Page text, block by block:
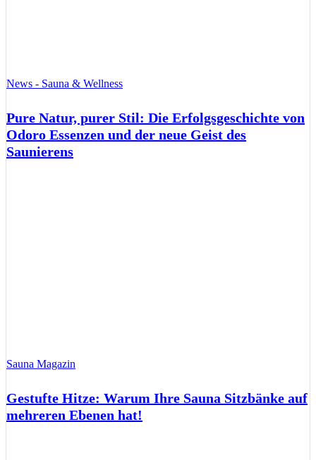
News - Sauna & Wellness
Pure Natur, purer Stil: Die Erfolgsgeschichte von
Odoro Essenzen und der neue Geist des
Saunierens
Sauna Magazin
Gestufte Hitze: Warum Ihre Sauna Sitzbänke auf
mehreren Ebenen hat!